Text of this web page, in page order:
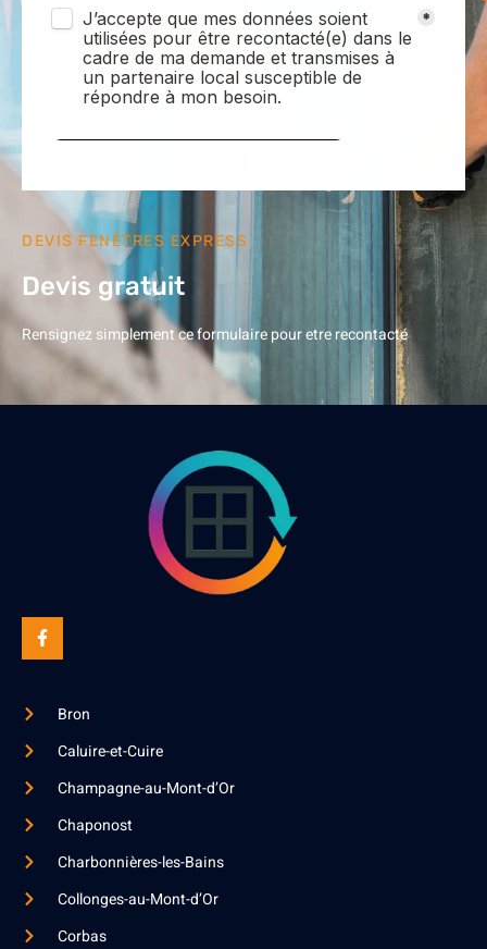
DEVIS FENÊTRES EXPRESS
Devis gratuit
Rensignez simplement ce formulaire pour etre recontacté
Bron
Caluire-et-Cuire
Champagne-au-Mont-d’Or
Chaponost
Charbonnières-les-Bains
Collonges-au-Mont-d’Or
Corbas